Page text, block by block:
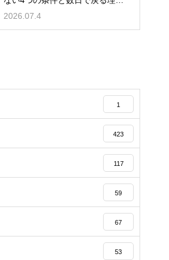
由・根本解決法
2026.07.4
1
423
117
59
67
53